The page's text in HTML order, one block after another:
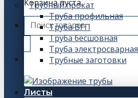
Корзина пуста.
Искать:
Трубный прокат
Труба профильная
Труба ВГП
Труба бесшовная
Труба электросварная
Трубные заготовки
Листы